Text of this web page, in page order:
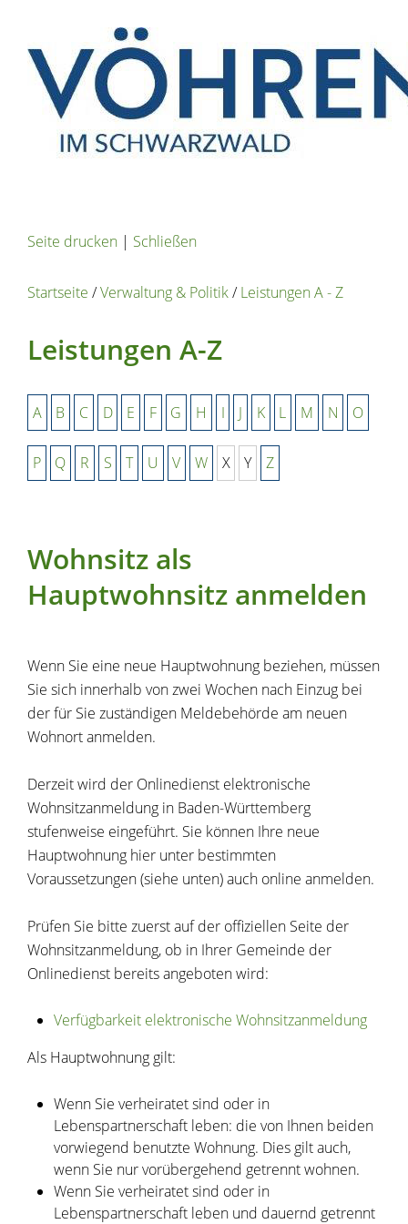
Seite drucken | Schließen
Startseite /Verwaltung & Politik/Leistungen A - Z
Leistungen A-Z
A B C D E F G H I J K L M N O
P Q R S T U V W X Y Z
Wohnsitz als
Hauptwohnsitz anmelden
Wenn Sie eine neue Hauptwohnung beziehen, müssen
Sie sich innerhalb von zwei Wochen nach Einzug bei
der für Sie zuständigen Meldebehörde am neuen
Wohnort anmelden.
Derzeit wird der Onlinedienst elektronische
Wohnsitzanmeldung in Baden-Württemberg
stufenweise eingeführt. Sie können Ihre neue
Hauptwohnung hier unter bestimmten
Voraussetzungen (siehe unten) auch online anmelden.
Prüfen Sie bitte zuerst auf der offiziellen Seite der
Wohnsitzanmeldung, ob in Ihrer Gemeinde der
Onlinedienst bereits angeboten wird:
Verfügbarkeit elektronische Wohnsitzanmeldung
Als Hauptwohnung gilt:
Wenn Sie verheiratet sind oder in
Lebenspartnerschaft leben: die von Ihnen beiden
vorwiegend benutzte Wohnung. Dies gilt auch,
wenn Sie nur vorübergehend getrennt wohnen.
Wenn Sie verheiratet sind oder in
Lebenspartnerschaft leben und dauernd getrennt